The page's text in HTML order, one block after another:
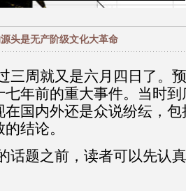
头是无产阶级文化大革命
三周就又是六月四日了。
七年前的重大事件。当时
在国内外还是众说纷纭，
结论。
话题之前，读者可以先认